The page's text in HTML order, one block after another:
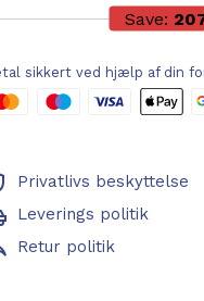
Save:
sikkert ved hjælp af din
Privatlivs beskyttelse
Leverings politik
Retur politik